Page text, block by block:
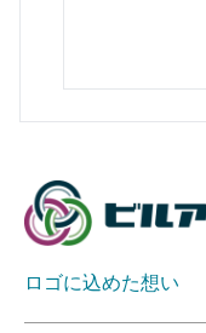
ロゴに込めた想い